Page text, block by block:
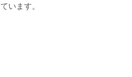
います。